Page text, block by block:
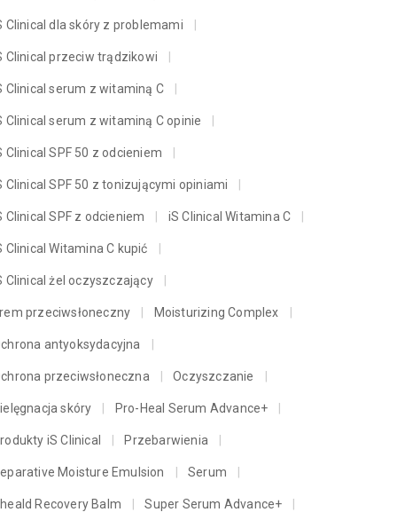
Clinical dla skóry z problemami
Clinical przeciw trądzikowi
Clinical serum z witaminą C
Clinical serum z witaminą C opinie
Clinical SPF 50 z odcieniem
Clinical SPF 50 z tonizującymi opiniami
Clinical SPF z odcieniem iS Clinical Witamina C
Clinical Witamina C kupić
Clinical żel oczyszczający
przeciwsłoneczny Moisturizing Complex
antyoksydacyjna
przeciwsłoneczna Oczyszczanie
skóry Pro-Heal Serum Advance+
iS Clinical Przebarwienia
Moisture Emulsion Serum
Recovery Balm Super Serum Advance+